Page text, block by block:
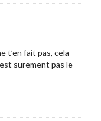
t’en fait pas, cela
surement pas le